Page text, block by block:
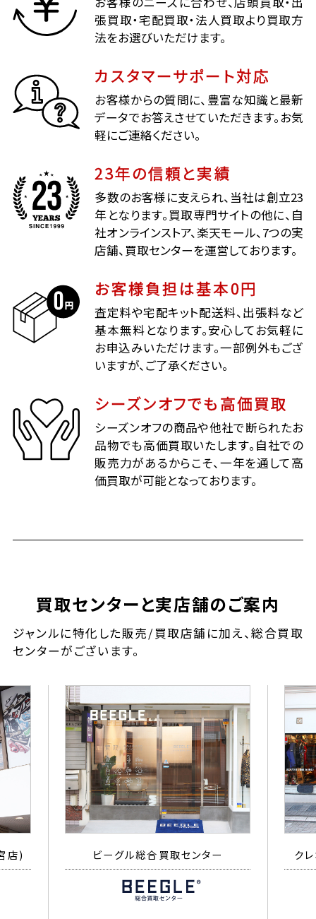
張買取・宅配買取・法人買取より買取方
法をお選びいただけます。
カスタマーサポート対応
お客様からの質問に、豊富な知識と最新
データでお答えさせていただきます。お気
軽にご連絡ください。
23年の信頼と実績
多数のお客様に支えられ、当社は創立23
年となります。買取専門サイトの他に、自
社オンラインストア、楽天モール、7つの実
店舗、買取センターを運営しております。
お客様負担は基本0円
査定料や宅配キット配送料、出張料など
基本無料となります。安心してお気軽に
お申込みいただけます。一部例外もござ
いますが、ご了承ください。
シーズンオフでも高価買取
シーズンオフの商品や他社で断られたお
品物でも高価買取いたします。自社での
販売力があるからこそ、一年を通して高
価買取が可能となっております。
買取センターと実店舗のご案内
ジャンルに特化した販売/買取店舗に加え、総合買取
センターがございます。
店) ビーグル総合買取センター ク